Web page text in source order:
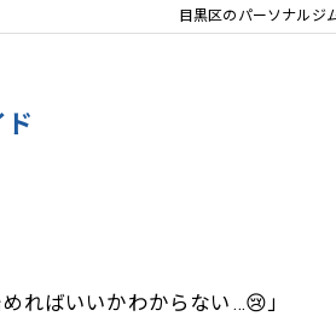
目黒区のパーソナルジ
ればいいかわからない…😢」